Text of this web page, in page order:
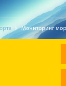
Мониторинг